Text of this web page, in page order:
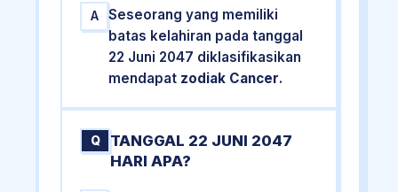
A
Seseorang yang memiliki
batas kelahiran pada tanggal
22 Juni 2047 diklasifikasikan
mendapat zodiak Cancer.
Q
TANGGAL 22 JUNI 2047
HARI APA?